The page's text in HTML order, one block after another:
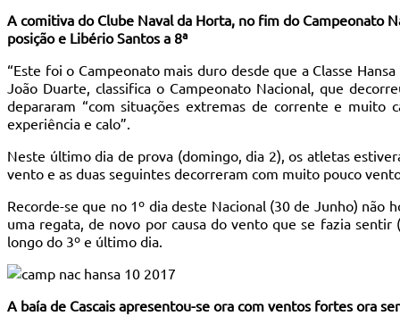
A comitiva do Clube Naval da Horta, no fim do Campeonato
posição e Libério Santos a 8ª
“Este foi o Campeonato mais duro desde que a Classe
João Duarte, classifica o Campeonato Nacional, que
depararam “com situações extremas de corrente e muito
experiência e calo”.
Neste último dia de prova (domingo, dia 2), os atletas
vento e as duas seguintes decorreram com muito pouco
Recorde-se que no 1º dia deste Nacional (30 de Junho)
uma regata, de novo por causa do vento que se fazia
longo do 3º e último dia.
A baía de Cascais apresentou-se ora com ventos fortes ora